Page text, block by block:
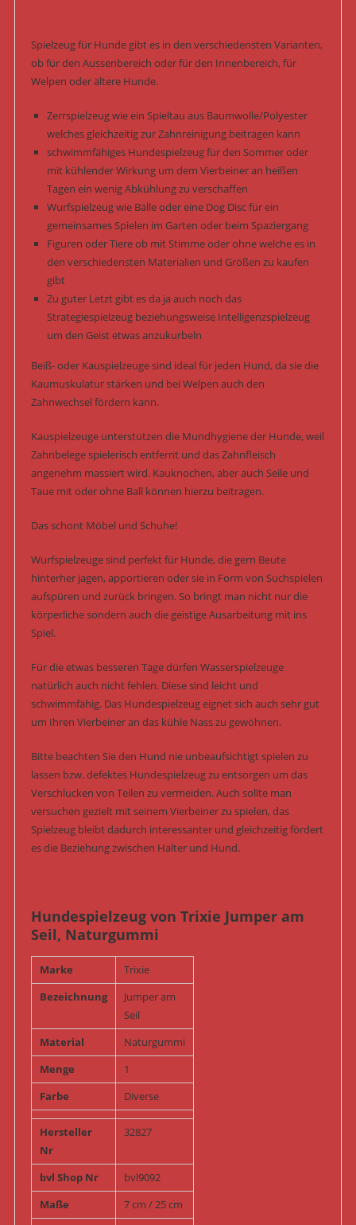
Spielzeug für Hunde gibt es in den verschiedensten Varianten,
ob für den Aussenbereich oder für den Innenbereich, für
Welpen oder ältere Hunde.
Zerrspielzeug wie ein Spieltau aus Baumwolle/Polyester
welches gleichzeitig zur Zahnreinigung beitragen kann
schwimmfähiges Hundespielzeug für den Sommer oder
mit kühlender Wirkung um dem Vierbeiner an heißen
Tagen ein wenig Abkühlung zu verschaffen
Wurfspielzeug wie Bälle oder eine Dog Disc für ein
gemeinsames Spielen im Garten oder beim Spaziergang
Figuren oder Tiere ob mit Stimme oder ohne welche es in
den verschiedensten Materialien und Größen zu kaufen
gibt
Zu guter Letzt gibt es da ja auch noch das
Strategiespielzeug beziehungsweise Intelligenzspielzeug
um den Geist etwas anzukurbeln
Beiß- oder Kauspielzeuge sind ideal für jeden Hund, da sie die
Kaumuskulatur stärken und bei Welpen auch den
Zahnwechsel fördern kann.
Kauspielzeuge unterstützen die Mundhygiene der Hunde, weil
Zahnbelege spielerisch entfernt und das Zahnfleisch
angenehm massiert wird. Kauknochen, aber auch Seile und
Taue mit oder ohne Ball können hierzu beitragen.
Das schont Möbel und Schuhe!
Wurfspielzeuge sind perfekt für Hunde, die gern Beute
hinterher jagen, apportieren oder sie in Form von Suchspielen
aufspüren und zurück bringen. So bringt man nicht nur die
körperliche sondern auch die geistige Ausarbeitung mit ins
Spiel.
Für die etwas besseren Tage dürfen Wasserspielzeuge
natürlich auch nicht fehlen. Diese sind leicht und
schwimmfähig. Das Hundespielzeug eignet sich auch sehr gut
um Ihren Vierbeiner an das kühle Nass zu gewöhnen.
Bitte beachten Sie den Hund nie unbeaufsichtigt spielen zu
lassen bzw. defektes Hundespielzeug zu entsorgen um das
Verschlucken von Teilen zu vermeiden. Auch sollte man
versuchen gezielt mit seinem Vierbeiner zu spielen, das
Spielzeug bleibt dadurch interessanter und gleichzeitig fördert
es die Beziehung zwischen Halter und Hund.
Hundespielzeug von Trixie Jumper am
Seil, Naturgummi
Marke
Trixie
Bezeichnung
Jumper am
Seil
Material
Naturgummi
Menge
1
Farbe
Diverse
Hersteller
Nr
32827
bvl Shop Nr
bvl9092
Maße
7 cm / 25 cm